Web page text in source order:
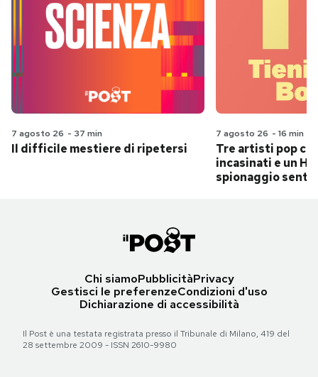
7 agosto 26 - 37 min
Il difficile mestiere di ripetersi
7 agosto 26 - 16 min
Tre artisti pop
incasinati e un
spionaggio
Chi siamoPubblicitàPrivacy
Gestisci le preferenzeCondizioni d'uso
Dichiarazione di accessibilità
Il Post è una testata registrata presso il Tribunale di Milano, 419 del
28 settembre 2009 - ISSN 2610-9980